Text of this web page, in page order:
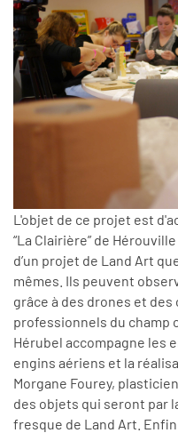
L'objet de ce projet est
“La Clairière” de
d’un projet de Land Art
mêmes. Ils peuvent
grâce à des drones et
professionnels du champ
Hérubel accompagne les
engins aériens et la
Morgane Fourey,
des objets qui seront par
fresque de Land Art.